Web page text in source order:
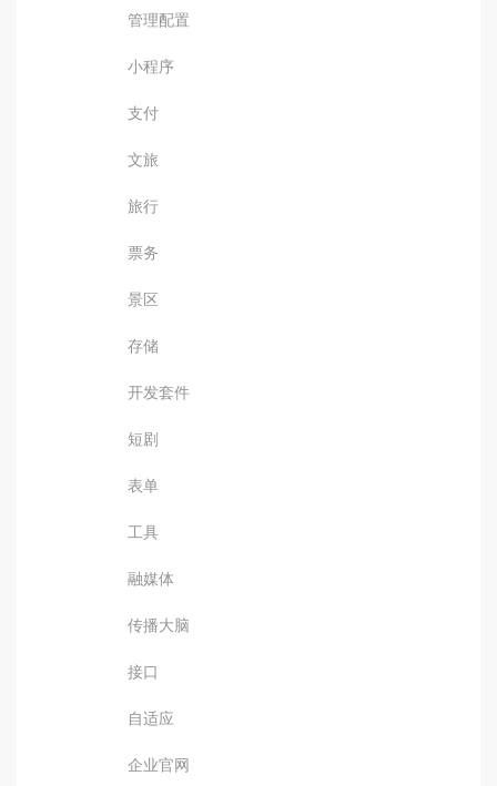
管理配置
小程序
支付
文旅
旅行
票务
景区
存储
开发套件
短剧
表单
工具
融媒体
传播大脑
接口
自适应
企业官网